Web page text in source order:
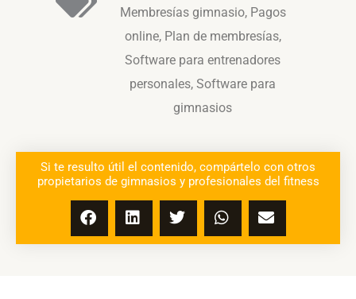
Membresías gimnasio, Pagos
online, Plan de membresías,
Software para entrenadores
personales, Software para
gimnasios
Si te resulto útil el contenido, compártelo con otros
propietarios de gimnasios y profesionales del fitness